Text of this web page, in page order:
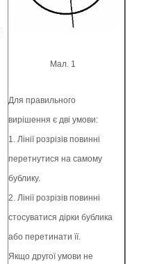
Мал. 1
Для правильного
вирішення є дві умови:
1. Лінії розрізів повинні
перетнутися на самому
бублику.
2. Лінії розрізів повинні
стосуватися дірки бублика
або перетинати її.
Якщо другої умови не